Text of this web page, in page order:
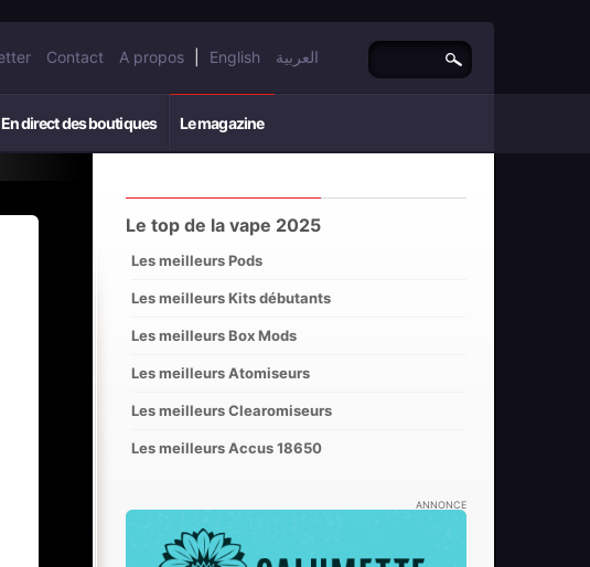
Contact A propos English العربية
En direct des boutiques Le magazine
Le top de la vape 2025
Les meilleurs Pods
Les meilleurs Kits débutants
Les meilleurs Box Mods
Les meilleurs Atomiseurs
Les meilleurs Clearomiseurs
Les meilleurs Accus 18650
ANNONCE